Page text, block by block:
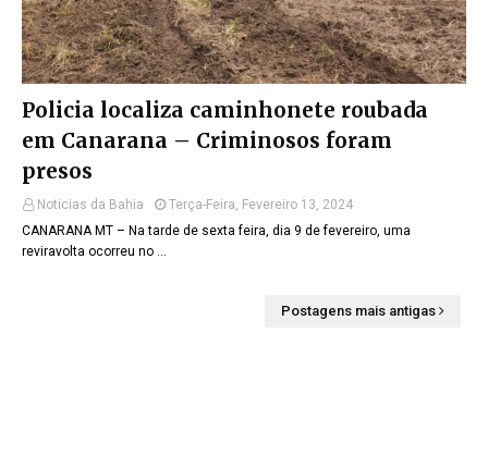
Policia localiza caminhonete roubada
em Canarana – Criminosos foram
presos
Noticias da Bahia
Terça-Feira, Fevereiro 13, 2024
CANARANA MT – Na tarde de sexta feira, dia 9 de fevereiro, uma
reviravolta ocorreu no …
Postagens mais antigas